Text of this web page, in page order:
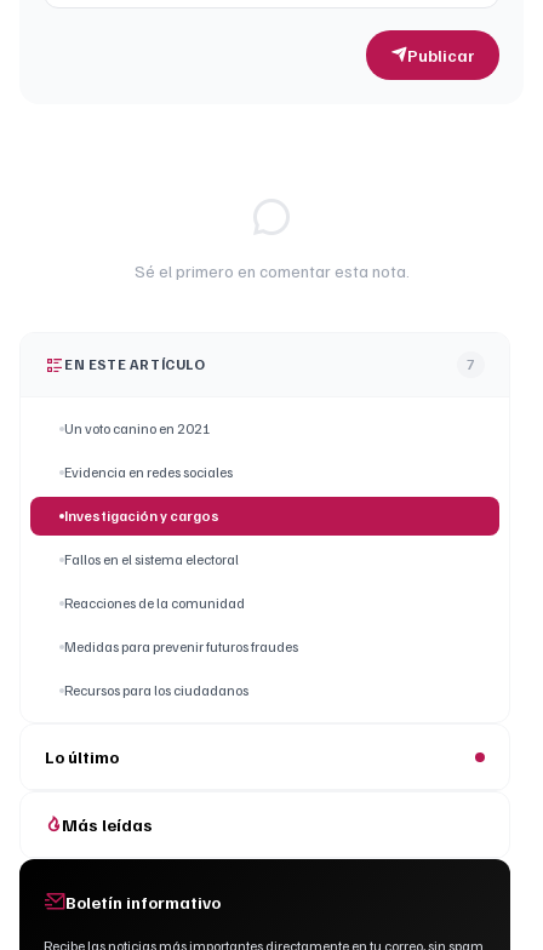
Publicar
Sé el primero en comentar esta nota.
EN ESTE ARTÍCULO 7
Un voto canino en 2021
Evidencia en redes sociales
Investigación y cargos
Fallos en el sistema electoral
Reacciones de la comunidad
Medidas para prevenir futuros fraudes
Recursos para los ciudadanos
Lo último
Más leídas
Boletín informativo
Recibe las noticias más importantes directamente en tu correo, sin spam.